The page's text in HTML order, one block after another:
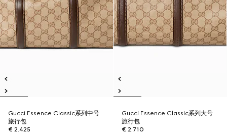
Gucci Essence Classic系列中号
旅行包
€ 2.425
Gucci Essence Classic系列大号
旅行包
€ 2.710